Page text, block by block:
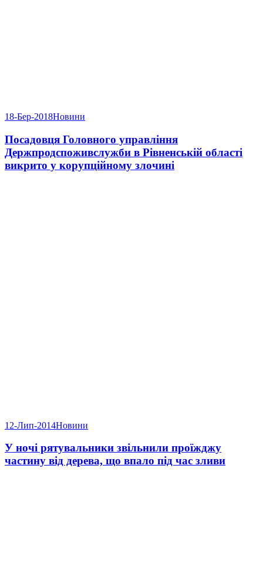
18-Бер-2018Новини
Посадовця Головного управління
Держпродспоживслужби в Рівненській області
викрито у корупційному злочині
12-Лип-2014Новини
У ночі рятувальники звільнили проїжджу
частину від дерева, що впало під час зливи